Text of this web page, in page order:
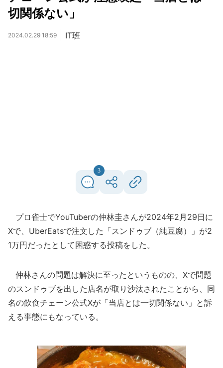
切関係ない」
2024.02.29 18:59 IT班
3
プロ雀士でYouTuberの仲林圭さんが2024年2月29日に
Xで、UberEatsで注文した「スンドゥブ（純豆腐）」が2
1万円だったとして困惑する投稿をした。
仲林さんの問題は解決に至ったというものの、Xで問題
のスンドゥブを出した店名が取り沙汰されたことから、同
名の飲食チェーン公式Xが「当店とは一切関係ない」と訴
える事態にもなっている。